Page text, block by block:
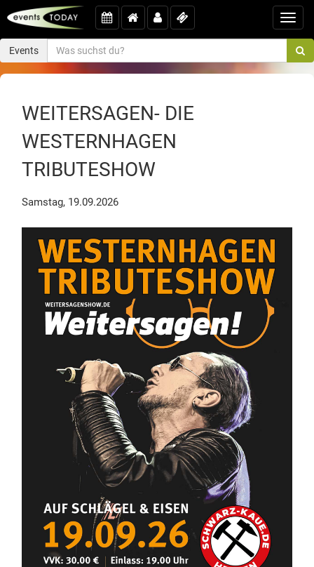
Events
WEITERSAGEN- DIE
WESTERNHAGEN
TRIBUTESHOW
Samstag, 19.09.2026